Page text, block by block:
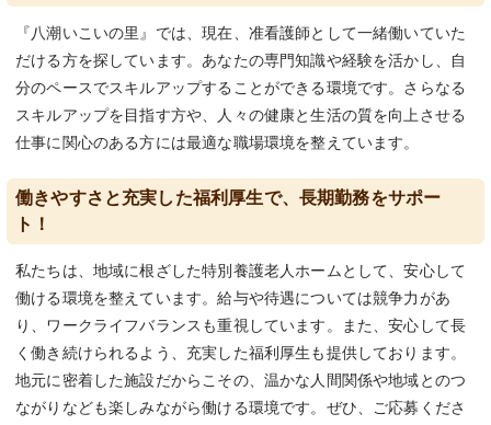
『八潮いこいの里』では、現在、准看護師として一緒働いていた
だける方を探しています。あなたの専門知識や経験を活かし、自
分のペースでスキルアップすることができる環境です。さらなる
スキルアップを目指す方や、人々の健康と生活の質を向上させる
仕事に関心のある方には最適な職場環境を整えています。
働きやすさと充実した福利厚生で、長期勤務をサポー
ト！
私たちは、地域に根ざした特別養護老人ホームとして、安心して
働ける環境を整えています。給与や待遇については競争力があ
り、ワークライフバランスも重視しています。また、安心して長
く働き続けられるよう、充実した福利厚生も提供しております。
地元に密着した施設だからこその、温かな人間関係や地域とのつ
ながりなども楽しみながら働ける環境です。ぜひ、ご応募くださ